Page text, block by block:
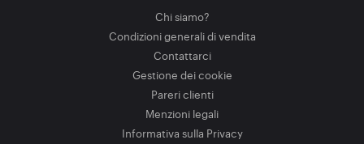
Chi siamo?
Condizioni generali di vendita
Contattarci
Gestione dei cookie
Pareri clienti
Menzioni legali
Informativa sulla Privacy